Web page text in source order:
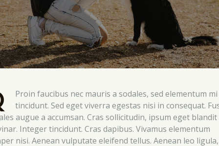
Proin faucibus nec mauris a sodales, sed elementum mi
tincidunt. Sed eget viverra egestas nisi in consequat.
augue a accumsan. Cras sollicitudin, ipsum eget blandit
Integer tincidunt. Cras dapibus. Vivamus elementum
nisi. Aenean vulputate eleifend tellus. Aenean leo ligula,